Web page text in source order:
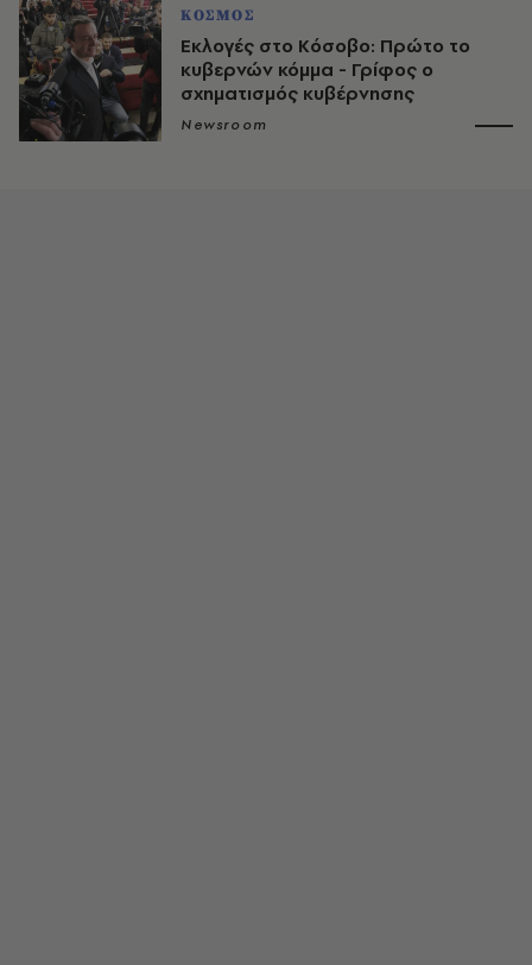
ΚΟΣΜΟΣ
Εκλογές στο Κόσοβο: Πρώτο το
κυβερνών κόμμα - Γρίφος ο
σχηματισμός κυβέρνησης
Newsroom